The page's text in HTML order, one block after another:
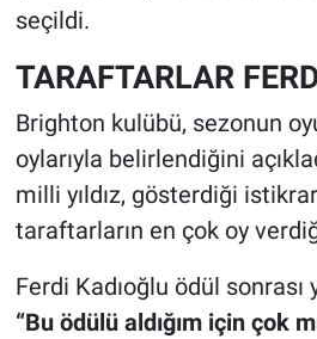
seçildi.
TARAFTARLAR
Brighton kulübü, sezonun
oylarıyla belirlendiğini
milli yıldız, gösterdiği
taraftarların en çok oy
Ferdi Kadıoğlu ödül sonrası
“Bu ödülü aldığım için çok